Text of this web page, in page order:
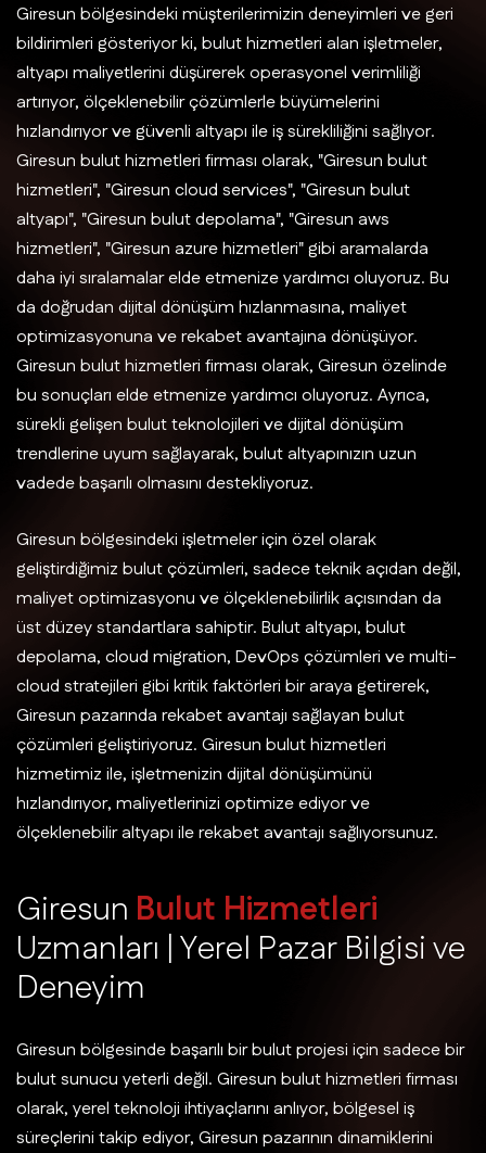
Giresun bölgesindeki müşterilerimizin deneyimleri ve geri
bildirimleri gösteriyor ki, bulut hizmetleri alan işletmeler,
altyapı maliyetlerini düşürerek operasyonel verimliliği
artırıyor, ölçeklenebilir çözümlerle büyümelerini
hızlandırıyor ve güvenli altyapı ile iş sürekliliğini sağlıyor.
Giresun bulut hizmetleri firması olarak, "Giresun bulut
hizmetleri", "Giresun cloud services", "Giresun bulut
altyapı", "Giresun bulut depolama", "Giresun aws
hizmetleri", "Giresun azure hizmetleri" gibi aramalarda
daha iyi sıralamalar elde etmenize yardımcı oluyoruz. Bu
da doğrudan dijital dönüşüm hızlanmasına, maliyet
optimizasyonuna ve rekabet avantajına dönüşüyor.
Giresun bulut hizmetleri firması olarak, Giresun özelinde
bu sonuçları elde etmenize yardımcı oluyoruz. Ayrıca,
sürekli gelişen bulut teknolojileri ve dijital dönüşüm
trendlerine uyum sağlayarak, bulut altyapınızın uzun
vadede başarılı olmasını destekliyoruz.
Giresun bölgesindeki işletmeler için özel olarak
geliştirdiğimiz bulut çözümleri, sadece teknik açıdan değil,
maliyet optimizasyonu ve ölçeklenebilirlik açısından da
üst düzey standartlara sahiptir. Bulut altyapı, bulut
depolama, cloud migration, DevOps çözümleri ve multi-
cloud stratejileri gibi kritik faktörleri bir araya getirerek,
Giresun pazarında rekabet avantajı sağlayan bulut
çözümleri geliştiriyoruz. Giresun bulut hizmetleri
hizmetimiz ile, işletmenizin dijital dönüşümünü
hızlandırıyor, maliyetlerinizi optimize ediyor ve
ölçeklenebilir altyapı ile rekabet avantajı sağlıyorsunuz.
Giresun Bulut Hizmetleri
Uzmanları |Yerel Pazar Bilgisive
Deneyim
Giresun bölgesinde başarılı bir bulut projesi için sadece bir
bulut sunucu yeterli değil. Giresun bulut hizmetleri firması
olarak, yerel teknoloji ihtiyaçlarını anlıyor, bölgesel iş
süreçlerini takip ediyor, Giresun pazarının dinamiklerini